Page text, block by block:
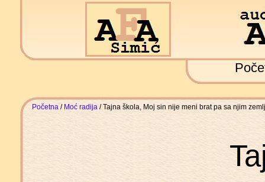
Početna / Moć radija / Tajna škola, Moj sin nije meni brat pa sa njim